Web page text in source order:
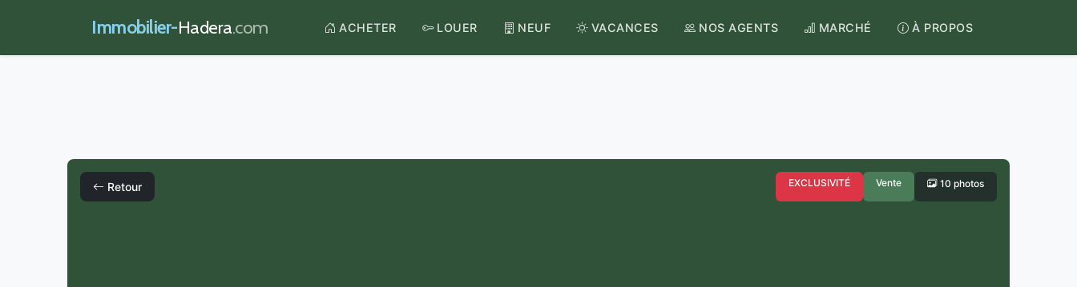
Immobilier-Hadera.com ACHETER LOUER NEUF VACANCES NOS AGENTS MARCHÉ À PROPOS
Retour EXCLUSIVITÉ Vente 10 photos